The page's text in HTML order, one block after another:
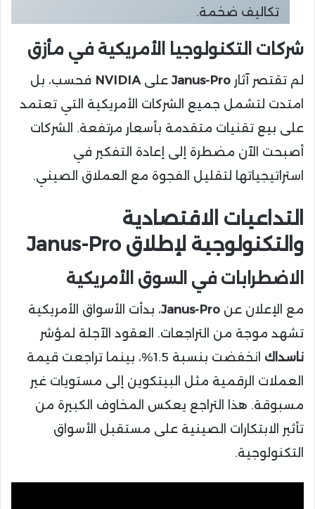
تكاليف ضخمة.
شركات التكنولوجيا الأمريكية في مأزق
لم تقتصر آثار Janus-Pro علىNVIDIA فحسب، بل
امتدت لتشمل جميع الشركات الأمريكية التي تعتمد
على بيع تقنيات متقدمة بأسعار مرتفعة. الشركات
أصبحت الآن مضطرة إلى إعادة التفكير في
استراتيجياتها لتقليل الفجوة مع العملاق الصيني.
التداعيات الاقتصادية
والتكنولوجية لإطلاق Janus-Pro
الاضطرابات في السوق الأمريكية
مع الإعلان عن Janus-Pro، بدأت الأسواق الأمريكية
تشهد موجة من التراجعات. العقود الآجلة لمؤشر
ناسداك
انخفضت بنسبة 1.5%، بينما تراجعت قيمة
العملات الرقمية مثل البيتكوين إلى مستويات غير
مسبوقة. هذا التراجع يعكس المخاوف الكبيرة من
تأثير الابتكارات الصينية على مستقبل الأسواق
التكنولوجية.